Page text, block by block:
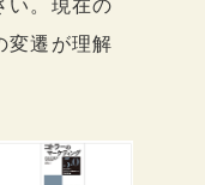
い。現在の
変遷が理解